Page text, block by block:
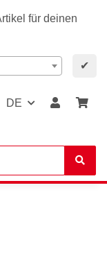
für deinen
✔
DE